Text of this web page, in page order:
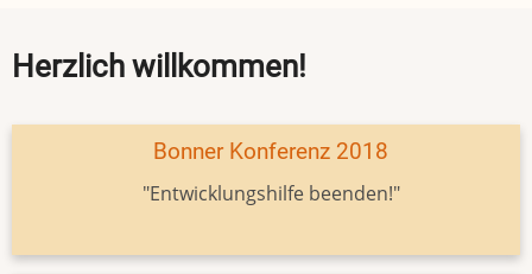
Herzlich willkommen!
Bonner Konferenz 2018
"Entwicklungshilfe beenden!"